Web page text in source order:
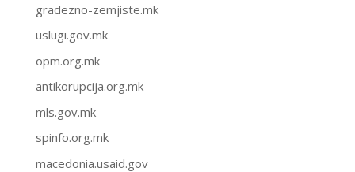
gradezno-zemjiste.mk
uslugi.gov.mk
opm.org.mk
antikorupcija.org.mk
mls.gov.mk
spinfo.org.mk
macedonia.usaid.gov